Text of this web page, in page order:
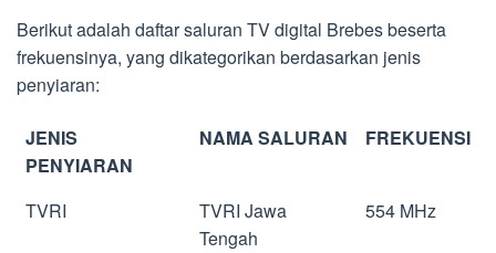
Berikut adalah daftar saluran TV digital Brebes beserta
frekuensinya, yang dikategorikan berdasarkan jenis
penyiaran:
JENIS
PENYIARAN
NAMA SALURAN FREKUENSI
TVRI
TVRI Jawa
Tengah
554 MHz